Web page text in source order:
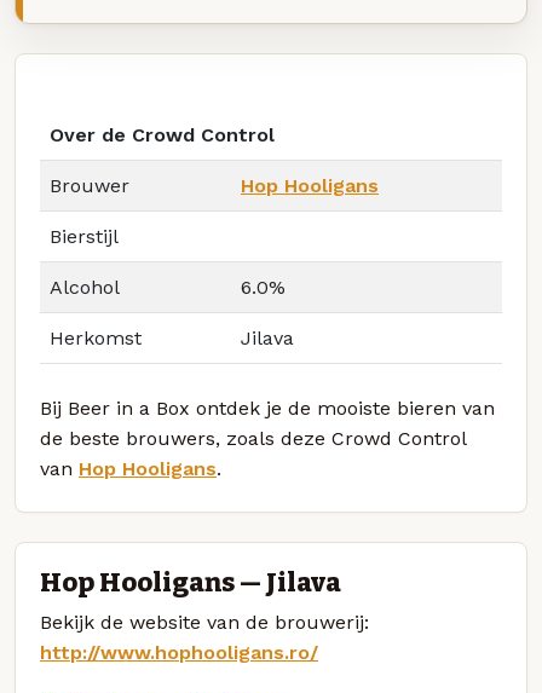
Over de Crowd Control
Brouwer Hop Hooligans
Bierstijl
Alcohol 6.0%
Herkomst Jilava
Bij Beer in a Box ontdek je de mooiste bieren van
de beste brouwers, zoals deze Crowd Control
van Hop Hooligans.
Hop Hooligans — Jilava
Bekijk de website van de brouwerij:
http://www.hophooligans.ro/